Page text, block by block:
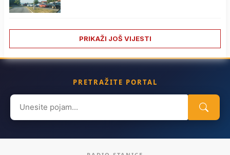
PRIKAŽI JOŠ VIJESTI
PRETRAŽITE PORTAL
Search
for: